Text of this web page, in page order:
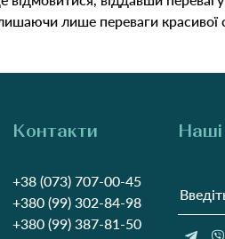
лише переваги красивої
Контакти
+38 (073) 707-00-45
+380 (99) 302-84-98
+380 (99) 387-81-50